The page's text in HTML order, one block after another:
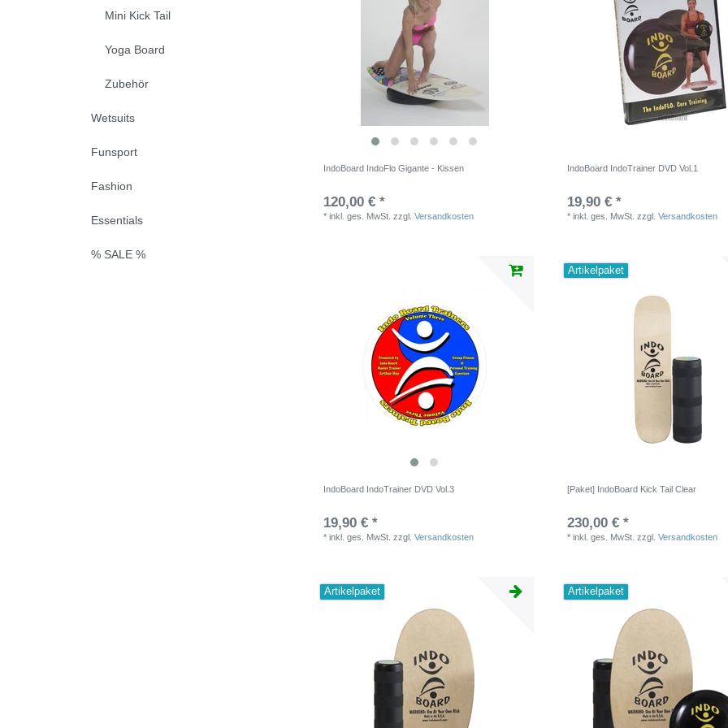
Mini Kick Tail
Yoga Board
Zubehör
Wetsuits
Funsport
Fashion
Essentials
% SALE %
IndoBoard IndoFlo Gigante - Kissen
120,00 € *
*inkl. ges. MwSt. zzgl.Versandkosten
IndoBoard IndoTrainer DVD Vol.1
19,90 € *
*inkl. ges. MwSt. zzgl.Versandkosten
IndoBoard IndoTrainer DVD Vol.3
19,90 € *
*inkl. ges. MwSt. zzgl.Versandkosten
Artikelpaket
[Paket] IndoBoard Kick Tail Clear
230,00 € *
*inkl. ges. MwSt. zzgl.Versandkosten
Artikelpaket Artikelpaket